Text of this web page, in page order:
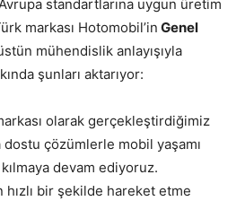
standartlarına uygun üretim
markası Hotomobil’in Genel
mühendislik anlayışıyla
şunları aktarıyor:
olarak gerçekleştirdiğimiz
çözümlerle mobil yaşamı
devam ediyoruz.
hızlı bir şekilde hareket etme